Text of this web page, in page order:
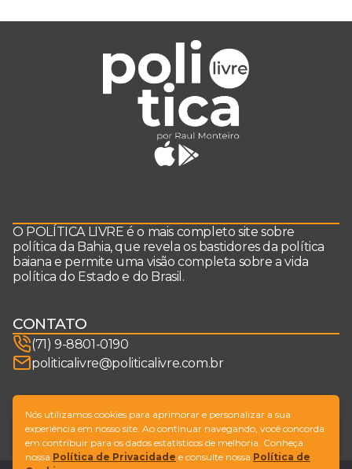
O POLÍTICA LIVRE é o mais completo site sobre
política da Bahia, que revela os bastidores da política
baiana e permite uma visão completa sobre a vida
política do Estado e do Brasil.
CONTATO
(71) 9-8801-0190
politicalivre@politicalivre.com.br
SIGA-NOS
Nós utilizamos cookies para aprimorar e personalizar a sua
experiência em nosso site. Ao continuar navegando, você concorda
em contribuir para os dados estatísticos de melhoria. Conheça
nossa Política de Privacidade e consulte nossa Política de